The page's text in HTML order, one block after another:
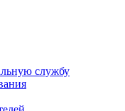
службу